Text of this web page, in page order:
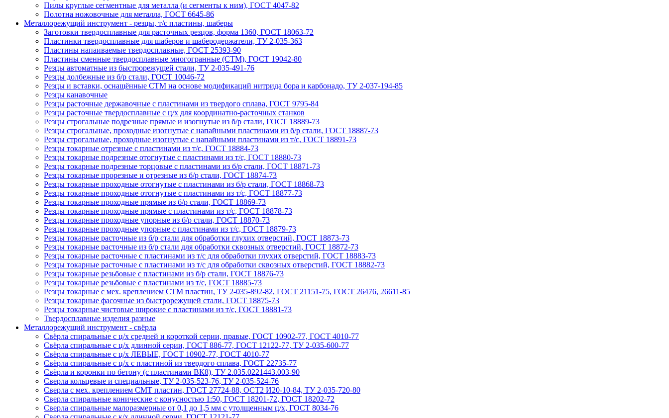
Пилы круглые сегментные для металла (и сегменты к ним), ГОСТ 4047-82
Полотна ножовочные для металла, ГОСТ 6645-86
Металлорежущий инструмент - резцы, т/с пластины, шаберы
Заготовки твердосплавные для расточных резцов, форма 1360, ГОСТ 18063-72
Пластинки твердосплавные для шаберов и шаберодержатели, ТУ 2-035-363
Пластины напаивaемые твердосплавные, ГОСТ 25393-90
Пластины сменные твердосплавные многогранные (СТМ), ГОСТ 19042-80
Резцы автоматные из быстрорежущей стали, ТУ 2-035-491-76
Резцы долбежные из б/р стали, ГОСТ 10046-72
Резцы и вставки, оснащённые СТМ на основе модификаций нитрида бора и карбонадо, ТУ 2-037-194-85
Резцы канавочные
Резцы расточные державочные с пластинами из твердого сплава, ГОСТ 9795-84
Резцы расточные твердосплавные с ц/х для координатно-расточных станков
Резцы строгальные подрезные прямые и изогнутые из б/р стали, ГОСТ 18889-73
Резцы строгальные, проходные изогнутые с напайными пластинами из б/р стали, ГОСТ 18887-73
Резцы строгальные, проходные изогнутые с напайными пластинами из т/с, ГОСТ 18891-73
Резцы токарные отрезные с пластинами из т/с, ГОСТ 18884-73
Резцы токарные подрезные отогнутые с пластинами из т/с, ГОСТ 18880-73
Резцы токарные подрезные торцовые с пластинами из б/р стали, ГОСТ 18871-73
Резцы токарные прорезные и отрезные из б/р стали, ГОСТ 18874-73
Резцы токарные проходные отогнутые с пластинами из б/р стали, ГОСТ 18868-73
Резцы токарные проходные отогнутые с пластинами из т/с, ГОСТ 18877-73
Резцы токарные проходные прямые из б/р стали, ГОСТ 18869-73
Резцы токарные проходные прямые с пластинами из т/с, ГОСТ 18878-73
Резцы токарные проходные упорные из б/р стали, ГОСТ 18870-73
Резцы токарные проходные упорные с пластинами из т/с, ГОСТ 18879-73
Резцы токарные расточные из б/р стали для обработки глухих отверстий, ГОСТ 18873-73
Резцы токарные расточные из б/р стали для обработки сквозных отверстий, ГОСТ 18872-73
Резцы токарные расточные с пластинами из т/с для обработки глухих отверстий, ГОСТ 18883-73
Резцы токарные расточные с пластинами из т/с для обработки сквозных отверстий, ГОСТ 18882-73
Резцы токарные резьбовые с пластинами из б/р стали, ГОСТ 18876-73
Резцы токарные резьбовые с пластинами из т/с, ГОСТ 18885-73
Резцы токарные с мех. креплением СТМ пластин, ТУ 2-035-892-82, ГОСТ 21151-75, ГОСТ 26476, 26611-85
Резцы токарные фасочные из быстрорежущей стали, ГОСТ 18875-73
Резцы токарные чистовые широкие с пластинами из т/с, ГОСТ 18881-73
Твердосплавные изделия разные
Металлорежущий инструмент - свёрла
Свёрла спиральные с ц/х средней и короткой серии, правые, ГОСТ 10902-77, ГОСТ 4010-77
Свёрла спиральные с ц/х длинной серии, ГОСТ 886-77, ГОСТ 12122-77, ТУ 2-035-600-77
Свёрла спиральные с ц/х ЛЕВЫЕ, ГОСТ 10902-77, ГОСТ 4010-77
Свёрла спиральные с ц/х с пластиной из твердого сплава, ГОСТ 22735-77
Свёрла и коронки по бетону (с пластинами ВК8), ТУ 2.035.0221443.003-90
Сверла кольцевые и специальные, ТУ 2-035-523-76, ТУ 2-035-524-76
Сверла с мех. креплением СМТ пластин, ГОСТ 27724-88, ОСТ2 И20-10-84, ТУ 2-035-720-80
Сверла спиральные конические с конусностью 1:50, ГОСТ 18201-72, ГОСТ 18202-72
Сверла спиральные малоразмерные от 0,1 до 1,5 мм с утолщенным ц/х, ГОСТ 8034-76